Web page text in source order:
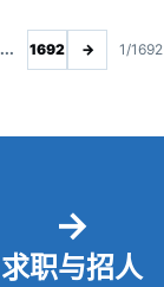
... 1692 → 1/1692
→
求职与招人